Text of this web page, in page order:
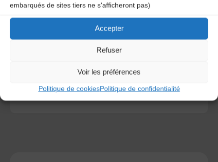
embarqués de sites tiers ne s'afficheront pas)
Accepter
Refuser
Voir les préférences
Politique de cookiesPolitique de confidentialité
Ce site utilise Akismet pour réduire les indésirables.
savoir plus sur la façon dont les données de vos
commentaires sont traitées.